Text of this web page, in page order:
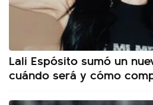
Lali Espósito sumó un
cuándo será y cómo